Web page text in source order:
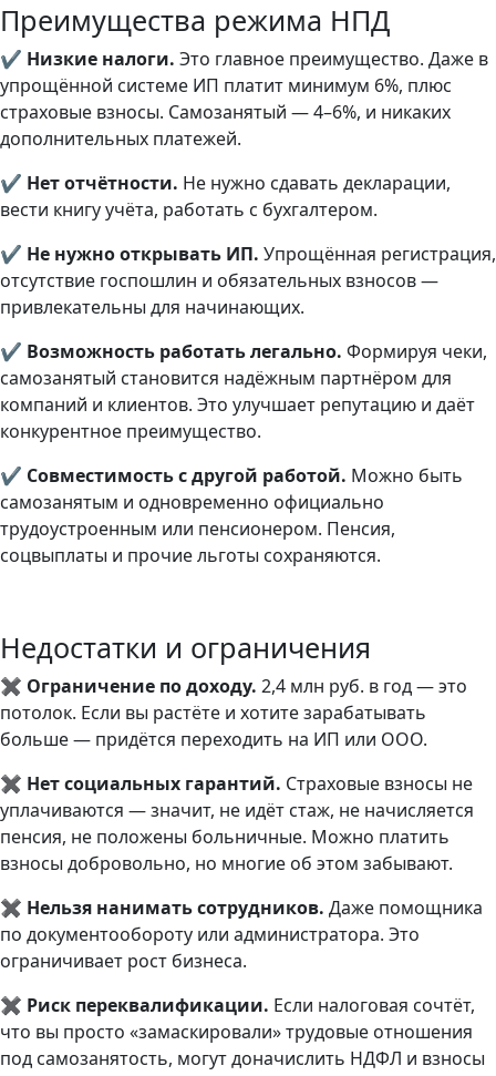
Преимущества режима НПД
✔ Низкие налоги. Это главное преимущество. Даже в
упрощённой системе ИП платит минимум 6%, плюс
страховые взносы. Самозанятый — 4–6%, и никаких
дополнительных платежей.
✔ Нет отчётности. Не нужно сдавать декларации,
вести книгу учёта, работать с бухгалтером.
✔ Не нужно открывать ИП. Упрощённая регистрация,
отсутствие госпошлин и обязательных взносов —
привлекательны для начинающих.
✔ Возможность работать легально. Формируя чеки,
самозанятый становится надёжным партнёром для
компаний и клиентов. Это улучшает репутацию и даёт
конкурентное преимущество.
✔ Совместимость с другой работой. Можно быть
самозанятым и одновременно официально
трудоустроенным или пенсионером. Пенсия,
соцвыплаты и прочие льготы сохраняются.
Недостатки и ограничения
✖ Ограничение по доходу. 2,4 млн руб. в год — это
потолок. Если вы растёте и хотите зарабатывать
больше — придётся переходить на ИП или ООО.
✖ Нет социальных гарантий. Страховые взносы не
уплачиваются — значит, не идёт стаж, не начисляется
пенсия, не положены больничные. Можно платить
взносы добровольно, но многие об этом забывают.
✖ Нельзя нанимать сотрудников. Даже помощника
по документообороту или администратора. Это
ограничивает рост бизнеса.
✖ Риск переквалификации. Если налоговая сочтёт,
что вы просто «замаскировали» трудовые отношения
под самозанятость, могут доначислить НДФЛ и взносы